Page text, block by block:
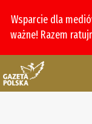
Wsparcie dla
ważne! Razem